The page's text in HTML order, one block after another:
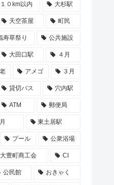
０km以内 大杉駅
天空茶屋 町民
寿草祭り 公共施設
大田口駅 ４月
アメゴ ３月
貸切バス 穴内駅
ATM 郵便局
東土居駅
プール 公衆浴場
大豊町商工会 CI
公民館 おきゃく